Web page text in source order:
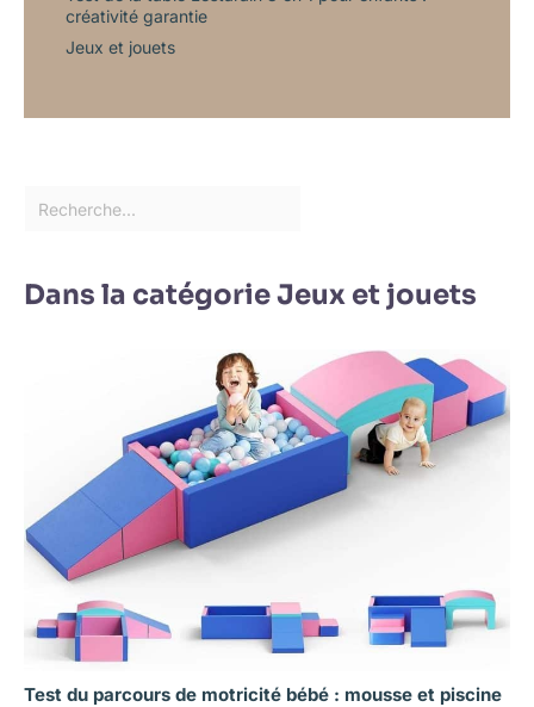
créativité garantie
Jeux et jouets
Dans la catégorie Jeux et jouets
Test du parcours de motricité bébé : mousse et piscine